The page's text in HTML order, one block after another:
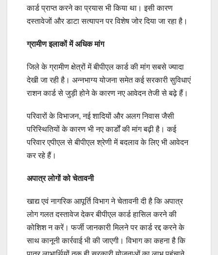
कार्ड प्राप्त करने का प्रयास भी किया था। इसी कारण
दस्तावेजों और डाटा सत्यापन पर विशेष जोर दिया जा रहा है।
ग्रामीण इलाकों में अधिक मांग
जिले के ग्रामीण क्षेत्रों में बीपीएल कार्ड की मांग सबसे ज्यादा
देखी जा रही है। अन्नभाग्य योजना समेत कई सरकारी सुविधाएं
राशन कार्ड से जुड़ी होने के कारण नए आवेदन तेजी से बढ़े हैं।
परिवारों के विभाजन, नई शादियों और अलग निवास जैसी
परिस्थितियों के कारण भी नए कार्डों की मांग बढ़ी है। कई
परिवार एपीएल से बीपीएल श्रेणी में बदलाव के लिए भी आवेदन
कर रहे हैं।
अपात्र लोगों को चेतावनी
खाद्य एवं नागरिक आपूर्ति विभाग ने चेतावनी दी है कि अपात्र
लोग गलत दस्तावेज देकर बीपीएल कार्ड हासिल करने की
कोशिश न करें। फर्जी जानकारी मिलने पर कार्ड रद्द करने के
साथ कानूनी कार्रवाई भी की जाएगी। विभाग का कहना है कि